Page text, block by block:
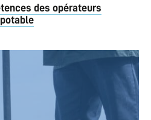
des opérateurs